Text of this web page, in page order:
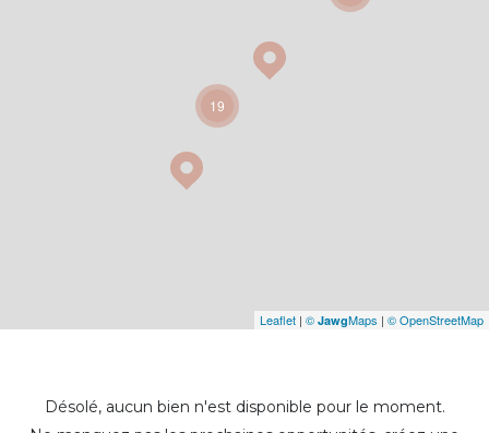
19
Leaflet | © JawgMaps | © OpenStreetMap
Désolé, aucun bien n'est disponible pour le moment.